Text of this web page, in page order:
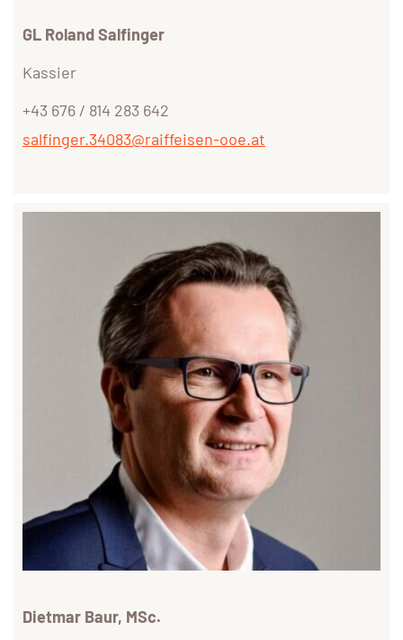
GL Roland Salfinger
Kassier
+43 676 / 814 283 642
salfinger.34083@raiffeisen-ooe.at
Dietmar Baur, MSc.